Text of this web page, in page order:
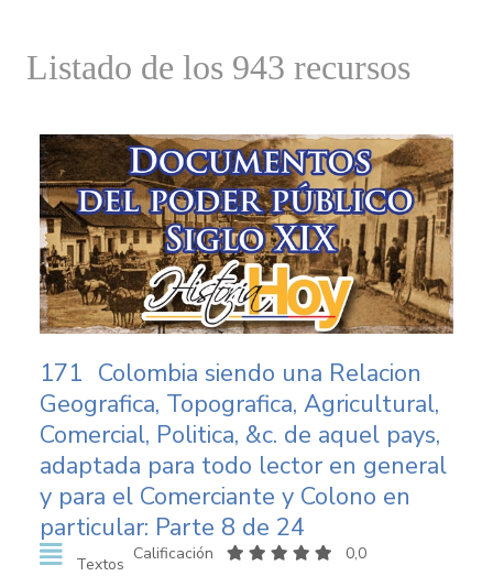
Listado de los 943 recursos
171 Colombia siendo una Relacion
Geografica, Topografica, Agricultural,
Comercial, Politica, &c. de aquel pays,
adaptada para todo lector en general
y para el Comerciante y Colono en
particular: Parte 8 de 24
Textos
Calificación 0,0